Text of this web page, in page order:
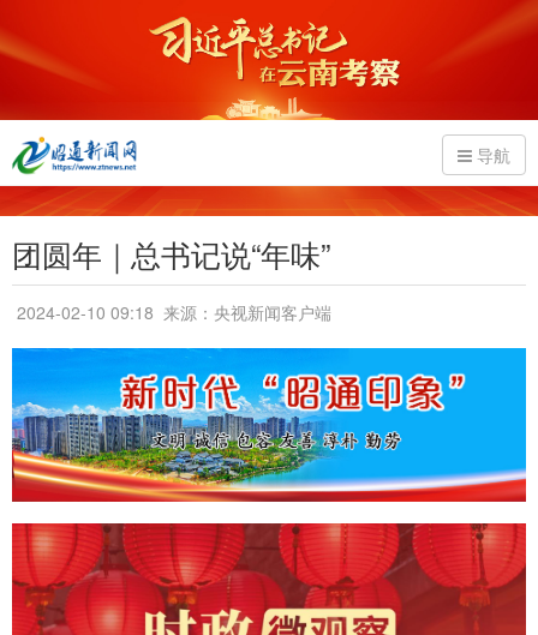
导航
团圆年｜总书记说“年味”
2024-02-10 09:18 来源：央视新闻客户端